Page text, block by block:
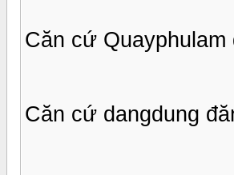
Căn cứ
Căn cứ dangdung